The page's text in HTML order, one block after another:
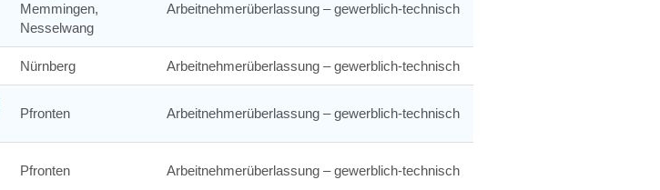
Memmingen,
Nesselwang
Arbeitnehmerüberlassung – gewerblich-technisch
Nürnberg Arbeitnehmerüberlassung – gewerblich-technisch
Pfronten Arbeitnehmerüberlassung – gewerblich-technisch
Pfronten Arbeitnehmerüberlassung – gewerblich-technisch